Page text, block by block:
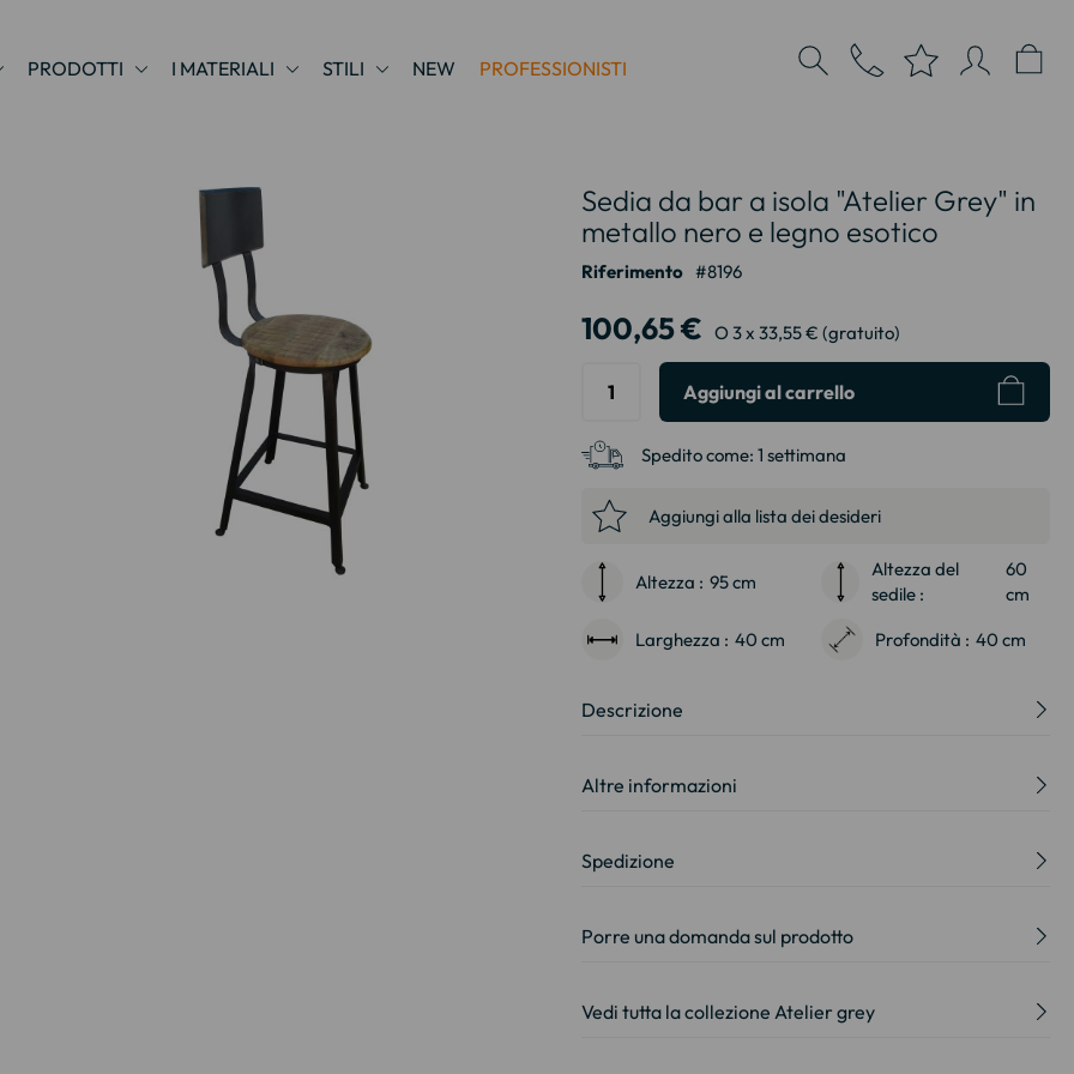
PRODOTTI I MATERIALI STILI NEW PROFESSIONISTI
Sedia da bar a isola "Atelier Grey" in
metallo nero e legno esotico
Riferimento 8196
100,65 € O 3 x 33,55 € (gratuito)
Aggiungi al carrello
Spedito come: 1 settimana
Aggiungi alla lista dei desideri
Altezza : 95 cm
Altezza del
sedile :
60
cm
Larghezza : 40 cm Profondità : 40 cm
Descrizione
Altre informazioni
Spedizione
Porre una domanda sul prodotto
Vedi tutta la collezione Atelier grey